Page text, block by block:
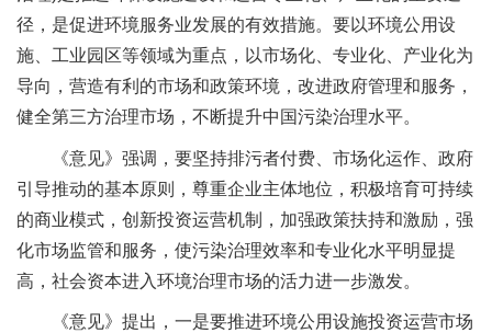
径，是促进环境服务业发展的有效措施。要以环境公用设
施、工业园区等领域为重点，以市场化、专业化、产业化为
导向，营造有利的市场和政策环境，改进政府管理和服务，
健全第三方治理市场，不断提升中国污染治理水平。
《意见》强调，要坚持排污者付费、市场化运作、政府
引导推动的基本原则，尊重企业主体地位，积极培育可持续
的商业模式，创新投资运营机制，加强政策扶持和激励，强
化市场监管和服务，使污染治理效率和专业化水平明显提
高，社会资本进入环境治理市场的活力进一步激发。
《意见》提出，一是要推进环境公用设施投资运营市场